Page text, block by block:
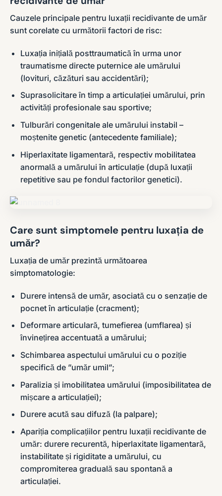
Cauzele principale pentru luxații recidivante de umăr
sunt corelate cu următorii factori de risc:
Luxația inițială posttraumatică în urma unor
traumatisme directe puternice ale umărului
(lovituri, căzături sau accidentări);
Suprasolicitare în timp a articulației umărului, prin
activități profesionale sau sportive;
Tulburări congenitale ale umărului instabil –
moștenite genetic (antecedente familiale);
Hiperlaxitate ligamentară, respectiv mobilitatea
anormală a umărului în articulație (după luxații
repetitive sau pe fondul factorilor genetici).
Care sunt simptomele pentru luxația de
umăr?
Luxația de umăr prezintă următoarea
simptomatologie:
Durere intensă de umăr, asociată cu o senzație de
pocnet în articulație (cracment);
Deformare articulară, tumefierea (umflarea) și
învinețirea accentuată a umărului;
Schimbarea aspectului umărului cu o poziție
specifică de ”umăr umil”;
Paralizia și imobilitatea umărului (imposibilitatea de
mișcare a articulației);
Durere acută sau difuză (la palpare);
Apariția complicațiilor pentru luxații recidivante de
umăr: durere recurentă, hiperlaxitate ligamentară,
instabilitate și rigiditate a umărului, cu
compromiterea graduală sau spontană a
articulației.